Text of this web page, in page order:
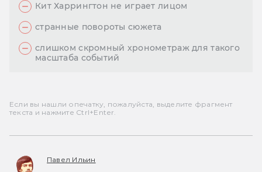
Кит Харрингтон не играет лицом
странные повороты сюжета
слишком скромный хронометраж для такого
масштаба событий
Если вы нашли опечатку, пожалуйста, выделите фрагмент
текста и нажмите Ctrl+Enter.
Павел Ильин